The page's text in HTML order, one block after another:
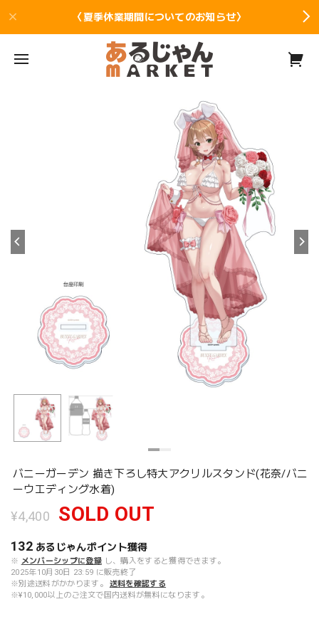
〈夏季休業期間についてのお知らせ〉
バニーガーデン 描き下ろし特大アクリルスタンド(花奈/バニ
ーウエディング水着)
¥4,400 SOLD OUT
132 あるじゃんポイント獲得
※ メンバーシップに登録 し、購入をすると獲得できます。
2025年10月30日 23:59 に販売終了
※別途送料がかかります。
送料を確認する
※¥10,000以上のご注文で国内送料が無料になります。